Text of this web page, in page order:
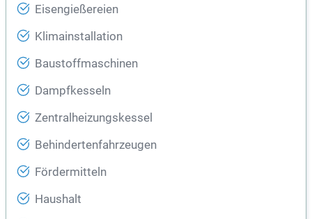
Eisengießereien
Klimainstallation
Baustoffmaschinen
Dampfkesseln
Zentralheizungskessel
Behindertenfahrzeugen
Fördermitteln
Haushalt